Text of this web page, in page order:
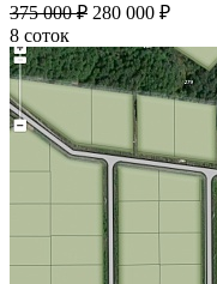
375 000 ₽ 280 000 ₽
8 соток